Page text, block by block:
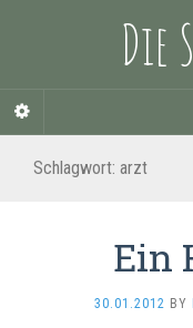
Die
Schlagwort: arzt
Ein
30.01.2012 BY